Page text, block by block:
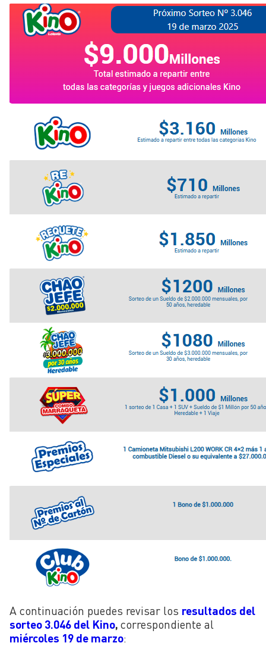
A continuación puedes revisar los resultados del
sorteo 3.046 del Kino, correspondiente al
miércoles 19 de marzo: